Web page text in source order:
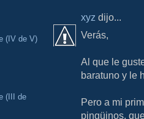
(IV de V)
(III de
xyz dijo...
Verás,
Al que le
baratuno y le
Pero a mi
pingüinos,